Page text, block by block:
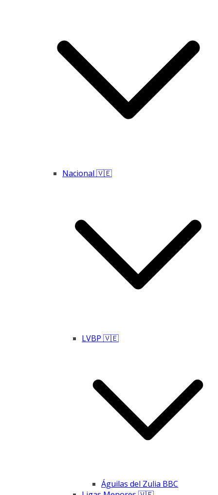
Nacional 🇻🇪
LVBP 🇻🇪
Águilas del Zulia BBC